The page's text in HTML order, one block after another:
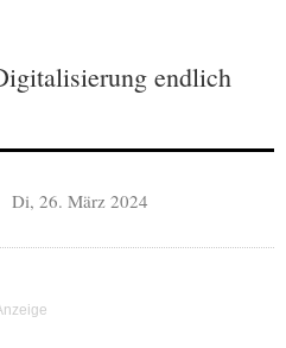
endlich
Di, 26. März 2024